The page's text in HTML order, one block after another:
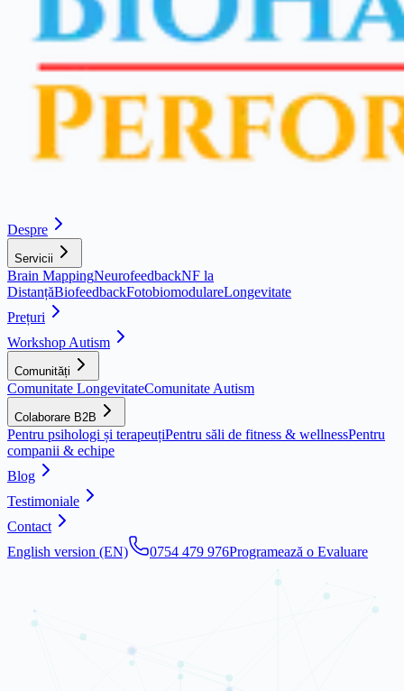
Despre
Servicii
Brain MappingNeurofeedbackNF la
DistanțăBiofeedbackFotobiomodulareLongevitate
Prețuri
Workshop Autism
Comunități
Comunitate LongevitateComunitate Autism
Colaborare B2B
Pentru psihologi și terapeuțiPentru săli de fitness & wellnessPentru
companii & echipe
Blog
Testimoniale
Contact
English version (EN)
0754 479 976Programează o Evaluare